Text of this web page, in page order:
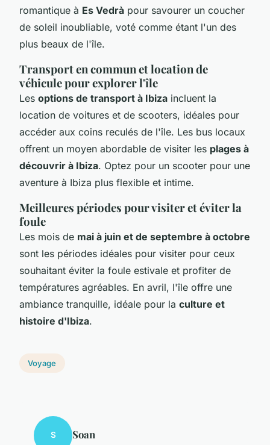
romantique à Es Vedrà pour savourer un coucher
de soleil inoubliable, voté comme étant l'un des
plus beaux de l'île.
Transport en commun et location de
véhicule pour explorer l'île
Les options de transport à Ibiza incluent la
location de voitures et de scooters, idéales pour
accéder aux coins reculés de l'île. Les bus locaux
offrent un moyen abordable de visiter les plages à
découvrir à Ibiza. Optez pour un scooter pour une
aventure à Ibiza plus flexible et intime.
Meilleures périodes pour visiter et éviter la
foule
Les mois de mai à juin et de septembre à octobre
sont les périodes idéales pour visiter pour ceux
souhaitant éviter la foule estivale et profiter de
températures agréables. En avril, l'île offre une
ambiance tranquille, idéale pour la culture et
histoire d'Ibiza.
Voyage
S Soan